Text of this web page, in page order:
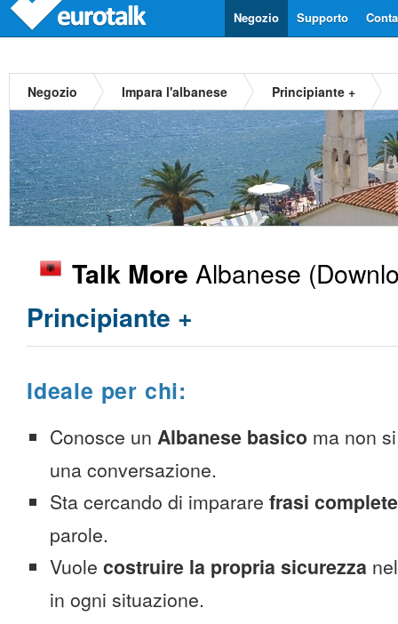
Supporto
Negozio
Negozio Impara l'albanese Principiante +
Talk More Albanese
Principiante +
Ideale per chi:
Conosce un Albanese basico ma non
una conversazione.
Sta cercando di imparare frasi complete
parole.
Vuole costruire la propria sicurezza
in ogni situazione.